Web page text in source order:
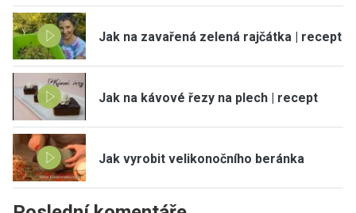
Jak na zavařená zelená rajčátka | recept
Jak na kávové řezy na plech | recept
Jak vyrobit velikonočního beránka